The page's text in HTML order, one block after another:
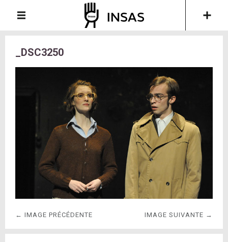
_DSC3250
← IMAGE PRÉCÉDENTE IMAGE SUIVANTE →